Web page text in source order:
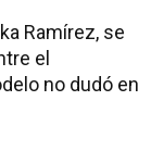
Ramírez, se
el
no dudó en